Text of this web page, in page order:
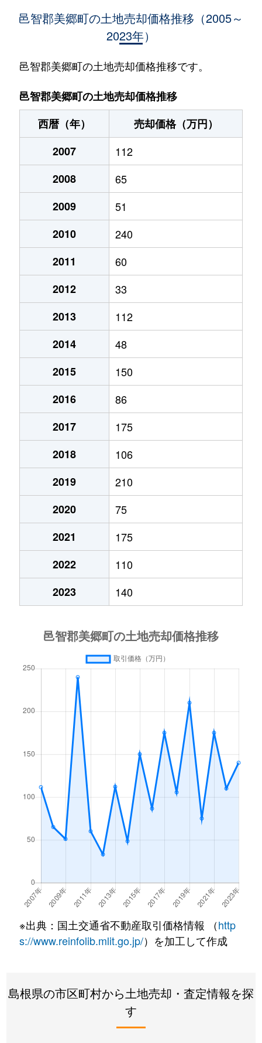
邑智郡美郷町の土地売却価格推移（2005～
2023年）
邑智郡美郷町の土地売却価格推移です。
邑智郡美郷町の土地売却価格推移
西暦（年）
売却価格（万円）
2007
112
2008
65
2009
51
2010
240
2011
60
2012
33
2013
112
2014
48
2015
150
2016
86
2017
175
2018
106
2019
210
2020
75
2021
175
2022
110
2023
140
※出典：国土交通省不動産取引価格情報 （http
s://www.reinfolib.mlit.go.jp/）を加工して作成
島根県の市区町村から土地売却・査定情報を探
す